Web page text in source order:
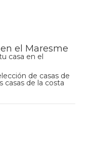
el Maresme
casa en el
de casas de
casas de la costa